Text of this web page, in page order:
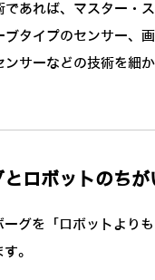
であれば、マスター・
ブタイプのセンサー、
ンサーなどの技術を細
ロボットのちが
グを「ロボットより
。